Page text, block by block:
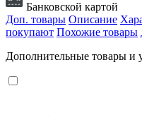
Банковской картой
Доп. товары Описание
покупают Похожие товары
Дополнительные товары и